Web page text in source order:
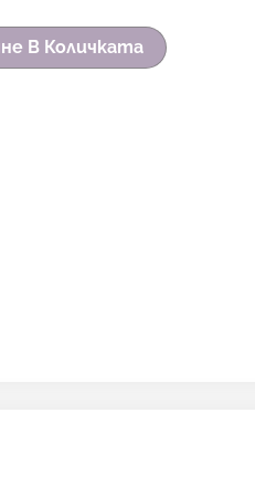
В Количката